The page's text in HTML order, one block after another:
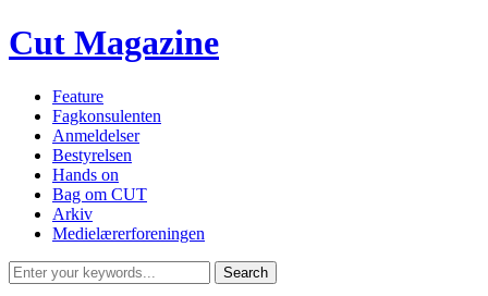
Cut Magazine
Feature
Fagkonsulenten
Anmeldelser
Bestyrelsen
Hands on
Bag om CUT
Arkiv
Medielærerforeningen